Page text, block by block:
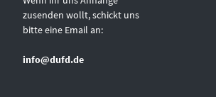
zusenden wollt, schickt uns
bitte eine Email an:
info@dufd.de